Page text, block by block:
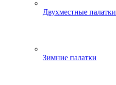
Двухместные палатки
Зимние палатки